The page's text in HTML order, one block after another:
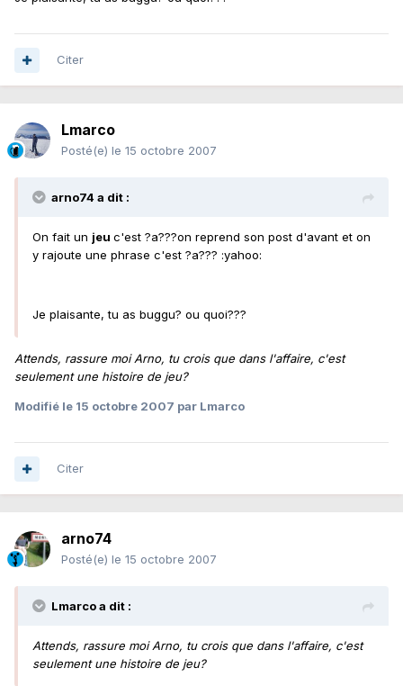
Citer
Lmarco
Posté(e) le 15 octobre 2007
arno74 a dit :
On fait un jeu c'est ?a???on reprend son post d'avant et on
y rajoute une phrase c'est ?a??? :yahoo:
Je plaisante, tu as buggu? ou quoi???
Attends, rassure moi Arno, tu crois que dans l'affaire, c'est
seulement une histoire de jeu?
Modifié le 15 octobre 2007 par Lmarco
Citer
arno74
Posté(e) le 15 octobre 2007
Lmarco a dit :
Attends, rassure moi Arno, tu crois que dans l'affaire, c'est
seulement une histoire de jeu?